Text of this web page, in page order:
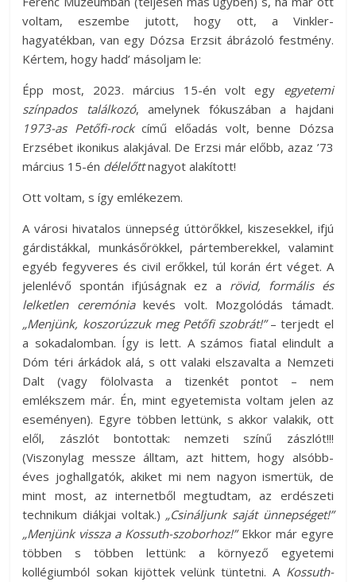
voltam, eszembe jutott, hogy ott, a Vinkler-
hagyatékban, van egy Dózsa Erzsit ábrázoló festmény.
Kértem, hogy hadd’ másoljam le:
Épp most, 2023. március 15-én volt egy egyetemi
színpados találkozó, amelynek fókuszában a hajdani
1973-as Petőfi-rockcímű előadás volt, benne Dózsa
Erzsébet ikonikus alakjával. De Erzsi már előbb, azaz ’73
március 15-én délelőttnagyot alakított!
Ott voltam, s így emlékezem.
A városi hivatalos ünnepség úttörőkkel, kiszesekkel, ifjú
gárdistákkal, munkásőrökkel, pártemberekkel, valamint
egyéb fegyveres és civil erőkkel, túl korán ért véget. A
jelenlévő spontán ifjúságnak ez a rövid, formális és
lelketlen ceremóniakevés volt. Mozgolódás támadt.
„Menjünk, koszorúzzuk meg Petőfi szobrát!”– terjedt el
a sokadalomban. Így is lett. A számos fiatal elindult a
Dóm téri árkádok alá, s ott valaki elszavalta a Nemzeti
Dalt (vagy fölolvasta a tizenkét pontot – nem
emlékszem már. Én, mint egyetemista voltam jelen az
eseményen). Egyre többen lettünk, s akkor valakik, ott
elől, zászlót bontottak: nemzeti színű zászlót!!!
(Viszonylag messze álltam, azt hittem, hogy alsóbb-
éves joghallgatók, akiket mi nem nagyon ismertük, de
mint most, az internetből megtudtam, az erdészeti
technikum diákjai voltak.) „Csináljunk saját ünnepséget!”
„Menjünk vissza a Kossuth-szoborhoz!” Ekkor már egyre
többen s többen lettünk: a környező egyetemi
kollégiumból sokan kijöttek velünk tüntetni. A Kossuth-